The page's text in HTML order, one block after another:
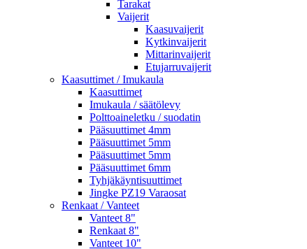
Tarakat
Vaijerit
Kaasuvaijerit
Kytkinvaijerit
Mittarinvaijerit
Etujarruvaijerit
Kaasuttimet / Imukaula
Kaasuttimet
Imukaula / säätölevy
Polttoaineletku / suodatin
Pääsuuttimet 4mm
Pääsuuttimet 5mm
Pääsuuttimet 5mm
Pääsuuttimet 6mm
Tyhjäkäyntisuuttimet
Jingke PZ19 Varaosat
Renkaat / Vanteet
Vanteet 8"
Renkaat 8"
Vanteet 10"